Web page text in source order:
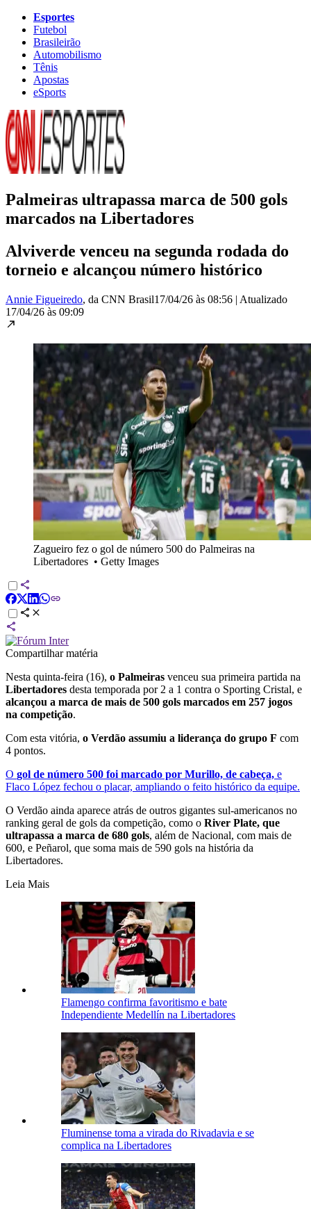
Esportes
Futebol
Brasileirão
Automobilismo
Tênis
Apostas
eSports
Palmeiras ultrapassa marca de 500 gols
marcados na Libertadores
Alviverde venceu na segunda rodada do
torneio e alcançou número histórico
Annie Figueiredo, da CNN Brasil17/04/26 às 08:56 | Atualizado
17/04/26 às 09:09
Zagueiro fez o gol de número 500 do Palmeiras na
Libertadores • Getty Images
Compartilhar matéria
Nesta quinta-feira (16), o Palmeiras venceu sua primeira partida na
Libertadores desta temporada por 2 a 1 contra o Sporting Cristal, e
alcançou a marca de mais de 500 gols marcados em 257 jogos
na competição.
Com esta vitória, o Verdão assumiu a liderança do grupo F com
4 pontos.
O gol de número 500 foi marcado por Murillo, de cabeça, e
Flaco López fechou o placar, ampliando o feito histórico da equipe.
O Verdão ainda aparece atrás de outros gigantes sul-americanos no
ranking geral de gols da competição, como o River Plate, que
ultrapassa a marca de 680 gols, além de Nacional, com mais de
600, e Peñarol, que soma mais de 590 gols na história da
Libertadores.
Leia Mais
Flamengo confirma favoritismo e bate
Independiente Medellín na Libertadores
Fluminense toma a virada do Rivadavia e se
complica na Libertadores